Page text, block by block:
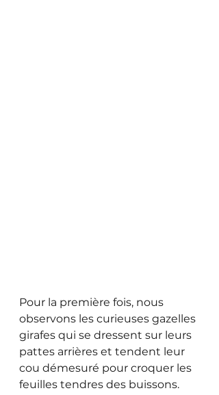
Pour la première fois, nous
observons les curieuses gazelles
girafes qui se dressent sur leurs
pattes arrières et tendent leur
cou démesuré pour croquer les
feuilles tendres des buissons.